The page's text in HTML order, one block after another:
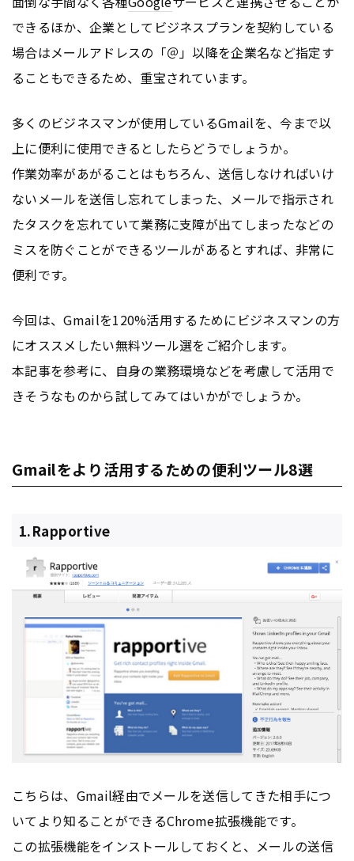
できるほか、企業としてビジネスプランを契約している
場合はメールアドレスの「＠」以降を企業名など指定す
ることもできるため、重宝されています。
多くのビジネスマンが使用しているGmailを、今まで以
上に便利に使用できるとしたらどうでしょうか。
作業効率があがることはもちろん、送信しなければいけ
ないメールを送信し忘れてしまった、メールで指示され
たタスクを忘れていて業務に支障が出てしまったなどの
ミスを防ぐことができるツールがあるとすれば、非常に
便利です。
今回は、Gmailを120%活用するためにビジネスマンの方
にオススメしたい無料ツール選をご紹介します。
本記事を参考に、自身の業務環境などを考慮して活用で
きそうなものから試してみてはいかがでしょうか。
Gmailをより活用するための便利ツール8選
1.Rapportive
こちらは、Gmail経由でメールを送信してきた相手につ
いてより知ることができるChrome拡張機能です。
この拡張機能をインストールしておくと、メールの送信